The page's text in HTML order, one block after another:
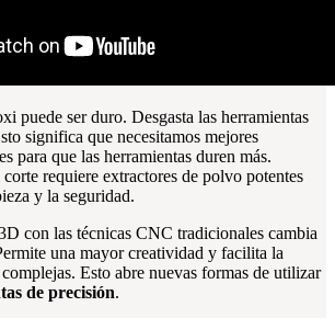
puede ser duro. Desgasta las herramientas
significa que necesitamos mejores
para que las herramientas duren más.
requiere extractores de polvo potentes
y la seguridad.
con las técnicas CNC tradicionales cambia
una mayor creatividad y facilita la
Esto abre nuevas formas de utilizar
de precisión.